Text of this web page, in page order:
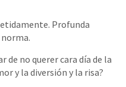
Profunda
de no querer cara día de la
y la diversión y la risa?